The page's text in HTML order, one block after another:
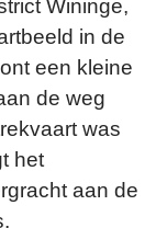
Wininge,
in de
een kleine
de weg
was
het
aan de